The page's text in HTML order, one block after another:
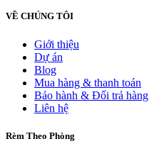
VỀ CHÚNG TÔI
Giới thiệu
Dự án
Blog
Mua hàng & thanh toán
Bảo hành & Đổi trả hàng
Liên hệ
Rèm Theo Phòng